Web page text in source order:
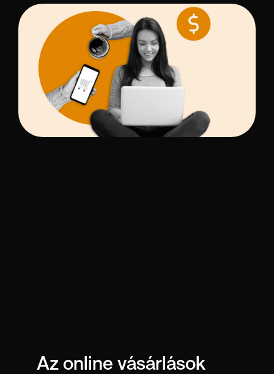
Az online vásárlások